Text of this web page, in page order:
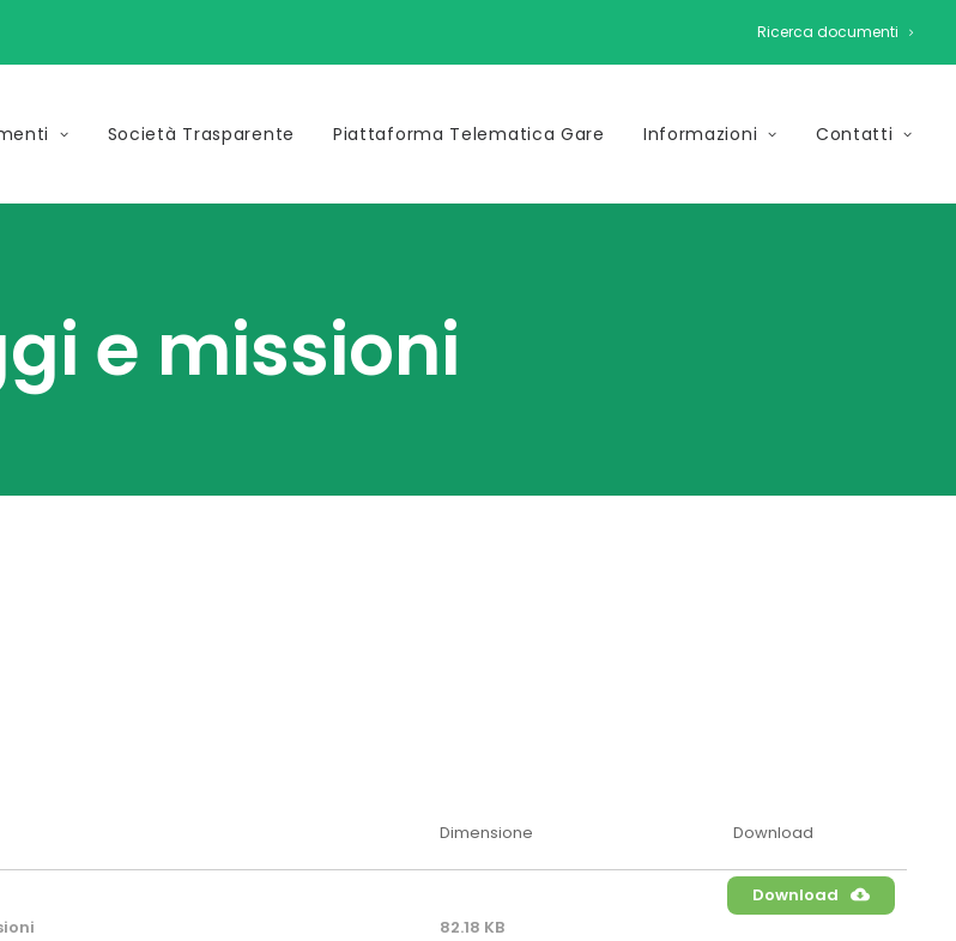
Ricerca documenti
Società Trasparente Piattaforma Telematica Gare Informazioni Contatti
e missioni
Dimensione Download
82.18 KB
Download